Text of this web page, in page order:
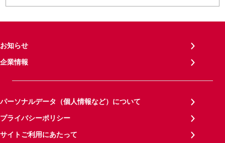
お知らせ
企業情報
パーソナルデータ（個人情報など）について
プライバシーポリシー
サイトご利用にあたって